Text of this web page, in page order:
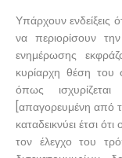
Υπάρχουν ενδείξεις
να περιορίσουν
ενημέρωσης
κυρίαρχη θέση του
όπως
[απαγορευμένη από
καταδεικνύει έτσι
τον έλεγχο του